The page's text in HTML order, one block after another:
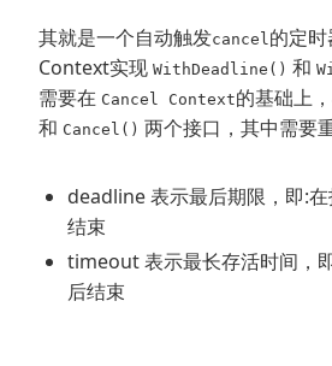
其就是一个自动触发cancel的定
Context实现 WithDeadline() 和
需要在 Cancel Context的基础上
和 Cancel() 两个接口，其中需要
deadline 表示最后期限，即:
结束
timeout 表示最长存活时间，
后结束